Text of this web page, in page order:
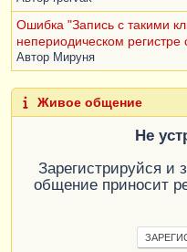
Ошибка "Запись с такими
непериодическом регистре
Автор Мируня
Живое общение
Не
Зарегистрируйся и
общение приносит